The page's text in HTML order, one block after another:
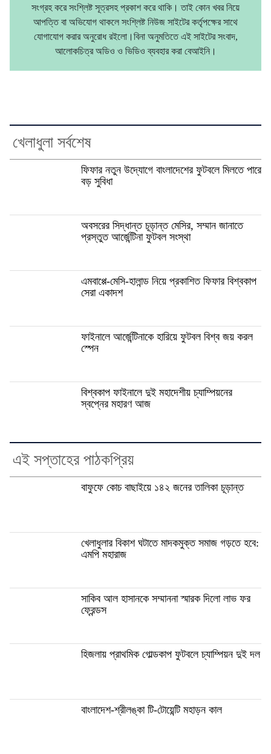
সংগ্রহ করে সংশ্লিষ্ট সূত্রসহ প্রকাশ করে থাকি। তাই কোন খবর নিয়ে
আপত্তি বা অভিযোগ থাকলে সংশ্লিষ্ট নিউজ সাইটের কর্তৃপক্ষের সাথে
যোগাযোগ করার অনুরোধ রইলো।বিনা অনুমতিতে এই সাইটের সংবাদ,
আলোকচিত্র অডিও ও ভিডিও ব্যবহার করা বেআইনি।
খেলাধুলা সর্বশেষ
ফিফার নতুন উদ্যোগে বাংলাদেশের ফুটবলে মিলতে পারে
বড় সুবিধা
অবসরের সিদ্ধান্ত চূড়ান্ত মেসির, সম্মান জানাতে
প্রস্তুত আর্জেন্টিনা ফুটবল সংস্থা
এমবাপ্পে-মেসি-হালান্ড নিয়ে প্রকাশিত ফিফার বিশ্বকাপ
সেরা একাদশ
ফাইনালে আর্জেন্টিনাকে হারিয়ে ফুটবল বিশ্ব জয় করল
স্পেন
বিশ্বকাপ ফাইনালে দুই মহাদেশীয় চ্যাম্পিয়নের
স্বপ্নের মহারণ আজ
এই সপ্তাহের পাঠকপ্রিয়
বাফুফে কোচ বাছাইয়ে ১৪২ জনের তালিকা চূড়ান্ত
খেলাধুলার বিকাশ ঘটাতে মাদকমুক্ত সমাজ গড়তে হবে:
এমপি মহারাজ
সাকিব আল হাসানকে সম্মাননা স্মারক দিলো লাভ ফর
ফ্রেন্ডস
হিজলায় প্রাথমিক গোল্ডকাপ ফুটবলে চ্যাম্পিয়ন দুই দল
বাংলাদেশ-শ্রীলঙ্কা টি-টোয়েন্টি মহাড়ন কাল